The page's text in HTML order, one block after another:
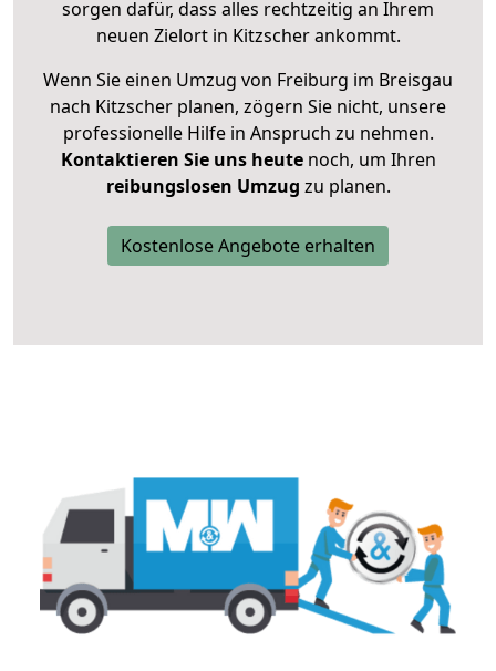
sorgen dafür, dass alles rechtzeitig an Ihrem
neuen Zielort in Kitzscher ankommt.
Wenn Sie einen Umzug von Freiburg im Breisgau
nach Kitzscher planen, zögern Sie nicht, unsere
professionelle Hilfe in Anspruch zu nehmen.
Kontaktieren Sie uns heutenoch, um Ihren
reibungslosen Umzug zu planen.
Kostenlose Angebote erhalten